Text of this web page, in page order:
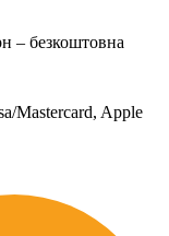
– безкоштовна
Mastercard, Apple